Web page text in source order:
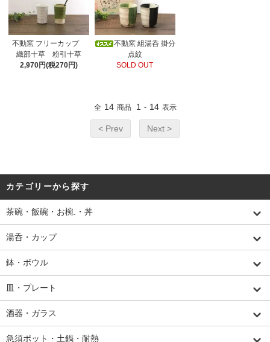
不動窯 フリーカップ
織部十草 粉引十草
2,970円(税270円)
不動窯 組湯呑 掛分
点紋
SOLD OUT
全 14 商品 1 - 14 表示
< Prev Next >
カテゴリーから探す
茶碗・飯碗・お椀.・丼
湯呑・カップ
鉢・ボウル
皿・プレート
酒器・ガラス
急須ポット・土鍋・耐熱